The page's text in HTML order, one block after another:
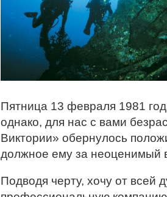
Пятница 13 февраля 1981
однако, для нас с вами
Виктории» обернулось
должное ему за неоценимый
Подводя черту, хочу от всей